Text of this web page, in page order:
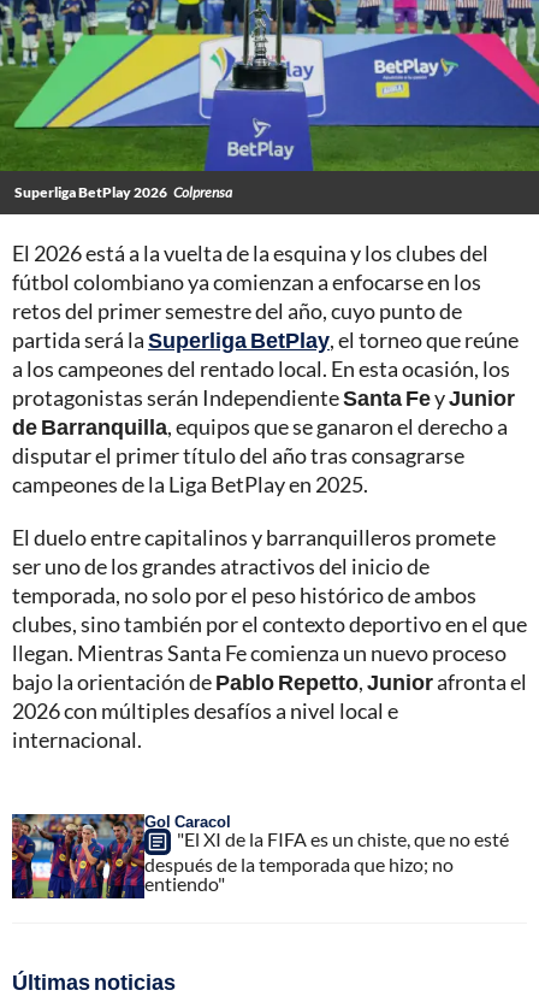
Superliga BetPlay 2026 Colprensa
El 2026 está a la vuelta de la esquina y los clubes del
fútbol colombiano ya comienzan a enfocarse en los
retos del primer semestre del año, cuyo punto de
partida será laSuperliga BetPlay, el torneo que reúne
a los campeones del rentado local. En esta ocasión, los
protagonistas serán IndependienteSanta FeyJunior
de Barranquilla, equipos que se ganaron el derecho a
disputar el primer título del año tras consagrarse
campeones de la Liga BetPlay en 2025.
El duelo entre capitalinos y barranquilleros promete
ser uno de los grandes atractivos del inicio de
temporada, no solo por el peso histórico de ambos
clubes, sino también por el contexto deportivo en el que
llegan. Mientras Santa Fe comienza un nuevo proceso
bajo la orientación dePablo Repetto,Juniorafronta el
2026 con múltiples desafíos a nivel local e
internacional.
Gol Caracol
"El XI de la FIFA es un chiste, que no esté
después de la temporada que hizo; no
entiendo"
Últimas noticias